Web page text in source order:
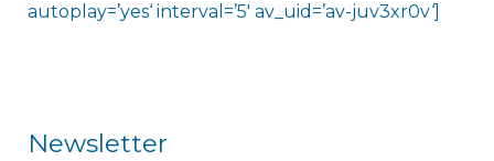
autoplay=’yes‘ interval=’5′ av_uid=’av-juv3xr0v‘]
Newsletter